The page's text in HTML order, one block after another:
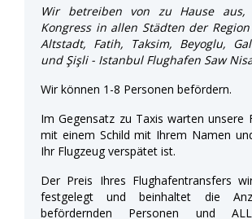
Wir betreiben von zu Hause aus,
Kongress in allen Städten der
Altstadt, Fatih, Taksim, Beyoglu,
und Şişli - Istanbul Flughafen Saw
Wir können 1-8 Personen befördern.
Im Gegensatz zu Taxis warten unsere
mit einem Schild mit Ihrem Namen
Ihr Flugzeug verspätet ist.
Der Preis Ihres Flughafentransfers
festgelegt und beinhaltet die
befördernden Personen und